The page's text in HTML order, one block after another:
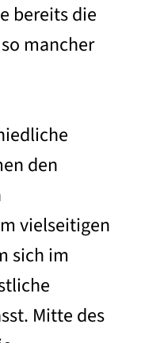
bereits die
mancher
den
vielseitigen
sich im
Mitte des